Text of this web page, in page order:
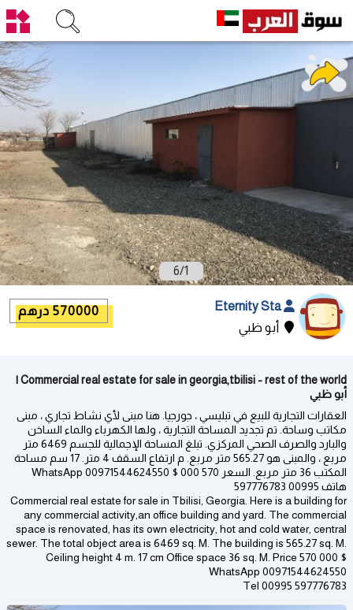
1
/
6
Eternity Sta
أبو ظبي
570000 درهم
Commercial real estate for sale in georgia,tbilisi - rest of the world |
أبو ظبي
العقارات التجارية للبيع في تبليسي ، جورجيا. هنا مبنى لأي نشاط تجاري ، مبنى
مكاتب وساحة. تم تجديد المساحة التجارية ، ولها الكهرباء والماء الساخن
والبارد والصرف الصحي المركزي. تبلغ المساحة الإجمالية للجسم 6469 متر
مربع ، والمبنى هو 565.27 متر مربع. م ارتفاع السقف 4 متر. 17 سم مساحة
المكتب 36 متر مربع. السعر 570 000 $ WhatsApp 00971544624550
هاتف 00995 597776783
Commercial real estate for sale in Tbilisi, Georgia. Here is a building for
any commercial activity,an office building and yard. The commercial
space is renovated, has its own electricity, hot and cold water, central
sewer. The total object area is 6469 sq. M. The building is 565.27 sq. M.
Ceiling height 4 m. 17 cm Office space 36 sq. M. Price 570 000 $
WhatsApp 00971544624550
Tel 00995 597776783